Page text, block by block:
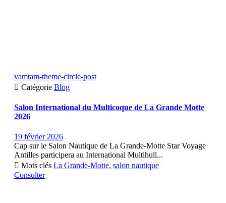
vamtam-theme-circle-post
 Catégorie Blog
Salon International du Multicoque de La Grande Motte
2026
19 février 2026
Cap sur le Salon Nautique de La Grande-Motte Star Voyage
Antilles participera au International Multihull...
 Mots clés La Grande-Motte, salon nautique
Consulter